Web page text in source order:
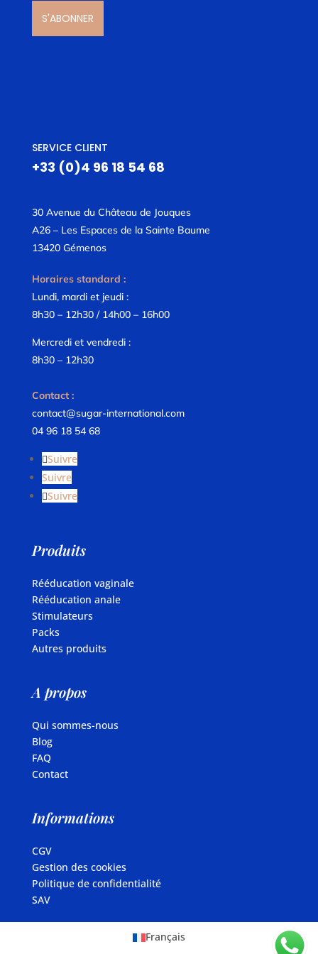
S'ABONNER
SERVICE CLIENT
+33 (0)4 96 18 54 68
30 Avenue du Château de Jouques
A26 – Les Espaces de la Sainte Baume
13420 Gémenos
Horaires standard :
Lundi, mardi et jeudi :
8h30 – 12h30 / 14h00 – 16h00
Mercredi et vendredi :
8h30 – 12h30
Contact :
contact@sugar-international.com
04 96 18 54 68
Suivre
Suivre
Suivre
Produits
Rééducation vaginale
Rééducation anale
Stimulateurs
Packs
Autres produits
A propos
Qui sommes-nous
Blog
FAQ
Contact
Informations
CGV
Gestion des cookies
Politique de confidentialité
SAV
Français